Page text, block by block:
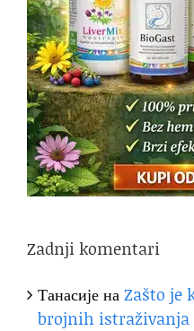
Zadnji komentari
ТанасијенаZašto je
brojnih istraživanja